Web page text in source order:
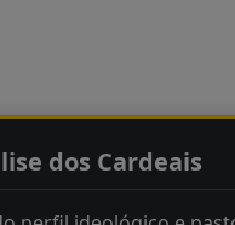
dos Cardeais